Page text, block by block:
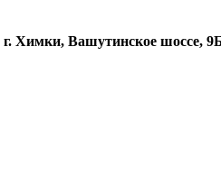
г. Химки, Вашутинское шоссе,